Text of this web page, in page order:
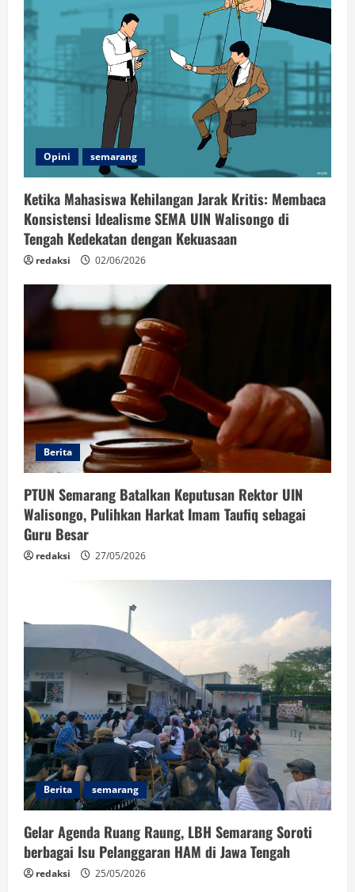
Opini semarang
Ketika Mahasiswa Kehilangan Jarak Kritis: Membaca
Konsistensi Idealisme SEMA UIN Walisongo di
Tengah Kedekatan dengan Kekuasaan
redaksi 02/06/2026
Berita
PTUN Semarang Batalkan Keputusan Rektor UIN
Walisongo, Pulihkan Harkat Imam Taufiq sebagai
Guru Besar
redaksi 27/05/2026
Berita semarang
Gelar Agenda Ruang Raung, LBH Semarang Soroti
berbagai Isu Pelanggaran HAM di Jawa Tengah
redaksi 25/05/2026